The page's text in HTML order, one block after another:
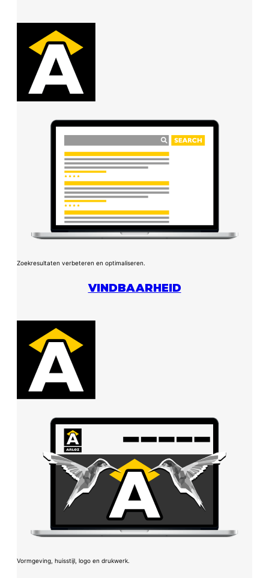
Zoekresultaten verbeteren en optimaliseren.
VINDBAARHEID
Vormgeving, huisstijl, logo en drukwerk.